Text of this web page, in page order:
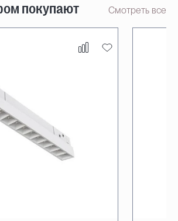
покупают Смотреть все